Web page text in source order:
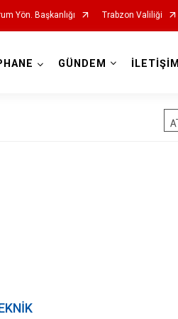
Yön. Başkanlığı Trabzon Valiliği
GÜNDEM İLETİŞİM